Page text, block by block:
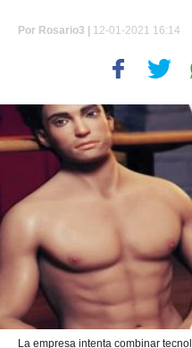
Por Rosario3 | 12-01-2021 16:14
La empresa intenta combinar